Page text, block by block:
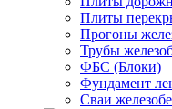
Плиты
Прогоны
Трубы
ФБС (Блоки)
Фундамент
Сваи